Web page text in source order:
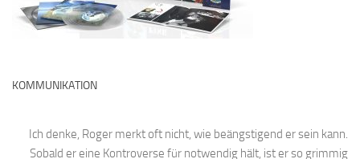
KOMMUNIKATION
Ich denke, Roger merkt oft nicht, wie beängstigend er sein kann.
Sobald er eine Kontroverse für notwendig hält, ist er so grimmig